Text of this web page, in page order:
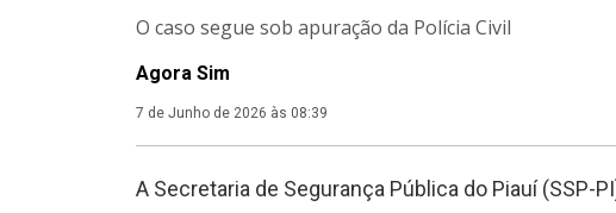
O caso segue sob apuração da Polícia Civil
Agora Sim
7 de Junho de 2026 às 08:39
A Secretaria de Segurança Pública do Piauí (SSP-